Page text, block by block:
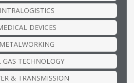
INTRALOGISTICS
DEVICES
METALWORKING
GAS TECHNOLOGY
& TRANSMISSION